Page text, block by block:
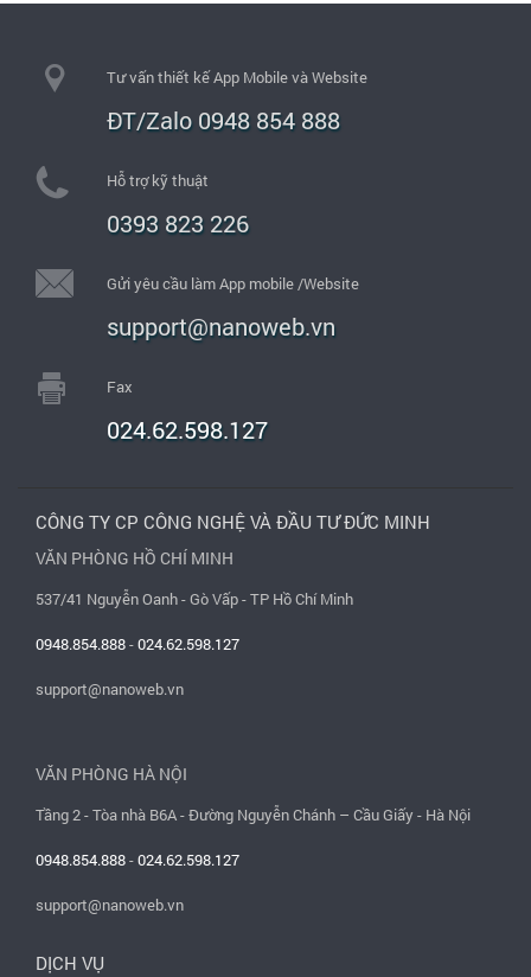
Tư vấn thiết kế App Mobile và Website
ĐT/Zalo 0948 854 888
Hỗ trợ kỹ thuật
0393 823 226
Gửi yêu cầu làm App mobile /Website
support@nanoweb.vn
Fax
024.62.598.127
CÔNG TY CP CÔNG NGHỆ VÀ ĐẦU TƯ ĐỨC MINH
VĂN PHÒNG HỒ CHÍ MINH
537/41 Nguyễn Oanh - Gò Vấp - TP Hồ Chí Minh
0948.854.888-024.62.598.127
support@nanoweb.vn
VĂN PHÒNG HÀ NỘI
Tầng 2 - Tòa nhà B6A - Đường Nguyễn Chánh – Cầu Giấy - Hà Nội
0948.854.888-024.62.598.127
support@nanoweb.vn
DỊCH VỤ